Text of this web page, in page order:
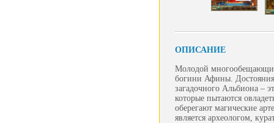
ОПИСАНИЕ
Молодой многообещающий
богини Афины.
загадочного Альбиона –
которые пытаются
оберегают магические
является археологом,